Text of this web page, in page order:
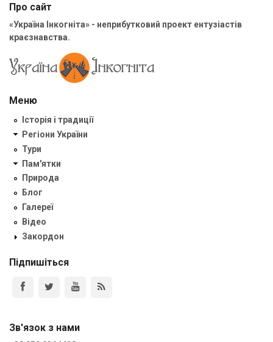
Про сайт
«Україна Інкогніта» - неприбутковий проект ентузіастів
краєзнавства.
Меню
Історія і традиції
Регіони України
Тури
Пам'ятки
Природа
Блог
Галереї
Відео
Закордон
Підпишіться
Зв'язок з нами